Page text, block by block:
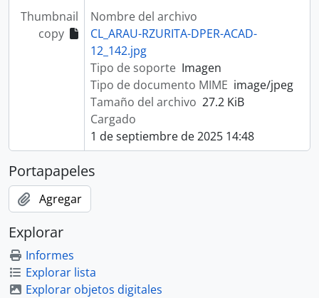
Thumbnail
copy
Nombre del archivo
CL_ARAU-RZURITA-DPER-ACAD-
12_142.jpg
Tipo de soporte Imagen
Tipo de documento MIME image/jpeg
Tamaño del archivo 27.2 KiB
Cargado
1 de septiembre de 2025 14:48
Portapapeles
Agregar
Explorar
Informes
Explorar lista
Explorar objetos digitales